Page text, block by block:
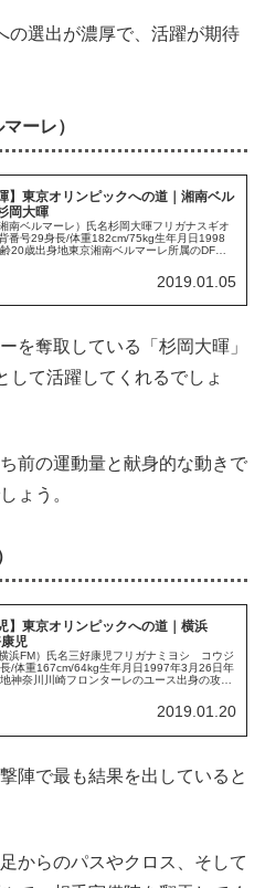
の選出が濃厚で、活躍が期待
ーレ）
】東京オリンピックへの道｜湘南ベル
岡大暉
南ベルマーレ）氏名杉岡大暉フリガナスギオ
番号29身長/体重182cm/75kg生年月日1998
20歳出身地東京湘南ベルマーレ所属のDF「
2019.01.05
を奪取している「杉岡大暉」
して活躍してくれるでしょ
前の運動量と献身的な動きで
ょう。
】東京オリンピックへの道｜横浜
児
浜FM）氏名三好康児フリガナミヨシ コウジ
/体重167cm/64kg生年月日1997年3月26日年
神奈川川崎フロンターレのユース出身の攻撃
2019.01.20
陣で最も結果を出していると
からのパスやクロス、そして